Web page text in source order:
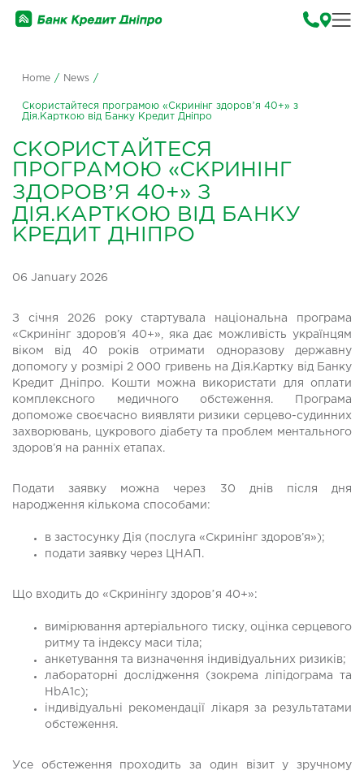
Home / News /
Скористайтеся програмою «Скринінг здоровʼя 40+» з
Дія.Карткою від Банку Кредит Дніпро
СКОРИСТАЙТЕСЯ
ПРОГРАМОЮ «СКРИНІНГ
ЗДОРОВʼЯ 40+» З
ДІЯ.КАРТКОЮ ВІД БАНКУ
КРЕДИТ ДНІПРО
06 January 2026
З січня 2026 року стартувала національна програма
«Скринінг здоров’я 40+», яка дає можливість українцям
віком від 40 років отримати одноразову державну
допомогу у розмірі 2 000 гривень на Дія.Картку від Банку
Кредит Дніпро. Кошти можна використати для оплати
комплексного медичного обстеження. Програма
допоможе своєчасно виявляти ризики серцево-судинних
захворювань, цукрового діабету та проблем ментального
здоров’я на ранніх етапах.
Подати заявку можна через 30 днів після дня
народження кількома способами:
в застосунку Дія (послуга «Скринінг здоров’я»);
подати заявку через ЦНАП.
Що входить до «Скринінгу здоровʼя 40+»:
вимірювання артеріального тиску, оцінка серцевого
ритму та індексу маси тіла;
анкетування та визначення індивідуальних ризиків;
лабораторні дослідження (зокрема ліпідограма та
HbA1c);
індивідуальні рекомендації лікаря за результатами
обстеження.
Усе обстеження проходить за один візит у зручному